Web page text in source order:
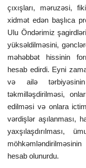
çıxışları, məruzəsi,
xidmət edən başlıca
Ulu Öndərimiz
yüksəldilməsini,
məhəbbət hissinin
hesab edirdi. Eyni
və ailə
təkmilləşdirilməsi,
edilməsi və onlara
vərdişlər aşılanması,
yaxşılaşdırılması,
hesab olunurdu.